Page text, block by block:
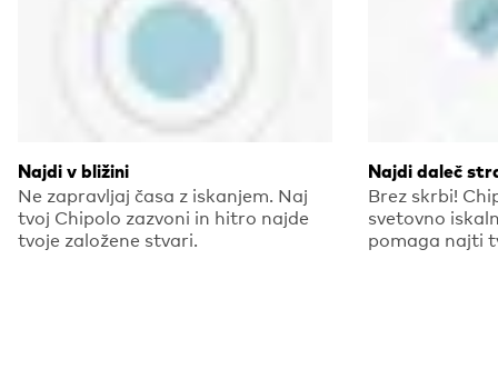
Najdi v bližini
Ne zapravljaj časa z iskanjem. Naj
tvoj Chipolo zazvoni in hitro najde
tvoje založene stvari.
Najdi daleč
Brez skrbi!
svetovno
pomaga najti